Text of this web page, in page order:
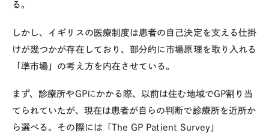
る。
しかし、イギリスの医療制度は患者の自己決定を支える仕掛
けが幾つかが存在しており、部分的に市場原理を取り入れる
「準市場」の考え方を内在させている。
まず、診療所やGPにかかる際、以前は住む地域でGP割り当
てられていたが、現在は患者が自らの判断で診療所を近所か
ら選べる。その際には「The GP Patient Survey」